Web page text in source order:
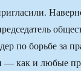
по борьбе за
— как и любые